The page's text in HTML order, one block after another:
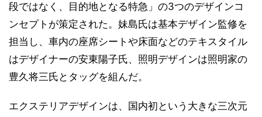
段ではなく、目的地となる特急」の3つのデザインコ
ンセプトが策定された。妹島氏は基本デザイン監修を
担当し、車内の座席シートや床面などのテキスタイル
はデザイナーの安東陽子氏、照明デザインは照明家の
豊久将三氏とタッグを組んだ。
エクステリアデザインは、国内初という大きな三次元